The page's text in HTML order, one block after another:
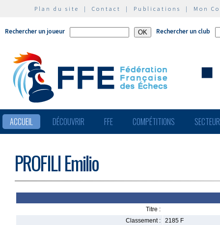
Plan du site | Contact | Publications | Mon
Rechercher un joueur Rechercher un club
ACCUEIL DÉCOUVRIR FFE COMPÉTITIONS
PROFILI Emilio
Titre :
Classement :
2185 F